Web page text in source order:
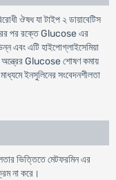
ঔষধ যা টাইপ ২ ডায়াবেটিস
পর রক্তে Glucose এর
এবং এটি হাইপোগ্লাইসেমিয়া
Glucose শোষণ কমায়
ইনসুলিনের সংবেদনশীলতা
ভিত্তিতে মেটফরমিন এর
না করে।